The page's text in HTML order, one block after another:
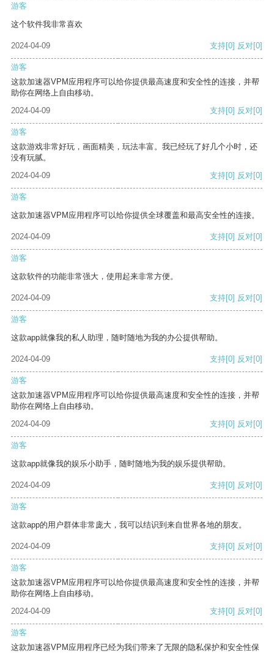
游客
这个软件我非常喜欢
2024-04-09 支持[0] 反对[0]
游客
这款加速器VPM应用程序可以给你提供最高速度和安全性的连接，并帮
助你在网络上自由移动。
2024-04-09
支持[0] 反对[0]
游客
这款游戏非常好玩，画面精美，玩法丰富。我已经玩了好几个小时，还
没有玩腻。
2024-04-09
支持[0] 反对[0]
游客
这款加速器VPM应用程序可以给你提供全球覆盖和最高安全性的连接。
2024-04-09 支持[0] 反对[0]
游客
这款软件的功能非常强大，使用起来非常方便。
2024-04-09 支持[0] 反对[0]
游客
这款app就像我的私人助理，随时随地为我的办公提供帮助。
2024-04-09 支持[0] 反对[0]
游客
这款加速器VPM应用程序可以给你提供最高速度和安全性的连接，并帮
助你在网络上自由移动。
2024-04-09
支持[0] 反对[0]
游客
这款app就像我的娱乐小助手，随时随地为我的娱乐提供帮助。
2024-04-09 支持[0] 反对[0]
游客
这款app的用户群体非常庞大，我可以结识到来自世界各地的朋友。
2024-04-09 支持[0] 反对[0]
游客
这款加速器VPM应用程序可以给你提供最高速度和安全性的连接，并帮
助你在网络上自由移动。
2024-04-09
支持[0] 反对[0]
游客
这款加速器VPM应用程序已经为我们带来了无限的隐私保护和安全性保